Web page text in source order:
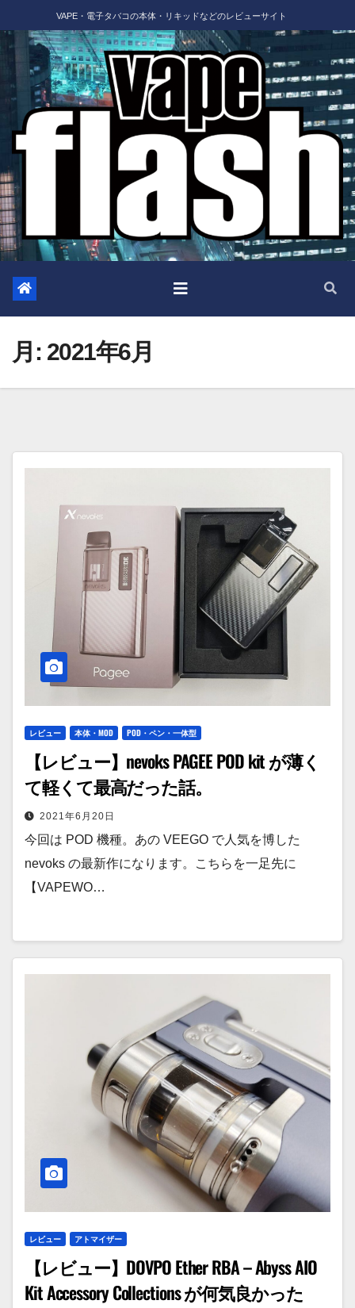
to
content
VAPE・電子タバコの本体・リキッドなどのレビューサイト
月: 2021年6月
レビュー 本体・MOD POD・ペン・一体型
【レビュー】nevoks PAGEE POD kit が薄く
て軽くて最高だった話。
2021年6月20日
今回は POD 機種。あの VEEGO で人気を博した
nevoks の最新作になります。こちらを一足先に
【VAPEWO…
レビュー アトマイザー
【レビュー】DOVPO Ether RBA – Abyss AIO
Kit Accessory Collections が何気良かった